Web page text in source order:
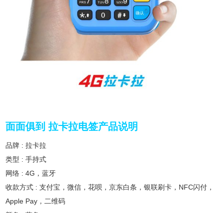
面面俱到 拉卡拉电签产品说明
品牌 : 拉卡拉
类型 : 手持式
网络 : 4G，蓝牙
收款方式 : 支付宝，微信，花呗，京东白条，银联刷卡，NFC闪付，
Apple Pay，二维码